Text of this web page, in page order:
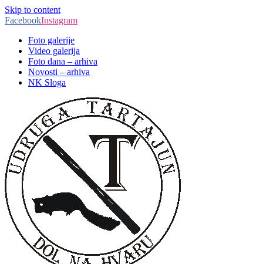
Skip to content
FacebookInstagram
Foto galerije
Video galerija
Foto dana – arhiva
Novosti – arhiva
NK Sloga